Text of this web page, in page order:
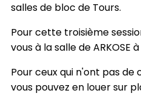
salles de bloc de Tours.
Pour cette troisième
vous à la salle de ARKOSE à
Pour ceux qui n'ont pas de
vous pouvez en louer sur